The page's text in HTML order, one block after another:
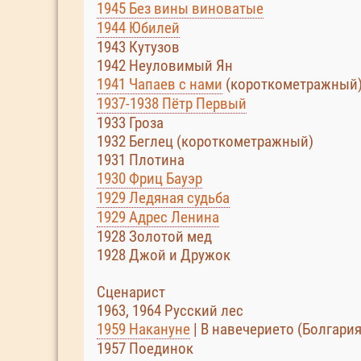
1945 Без вины виноватые
1944 Юбилей
1943 Кутузов
1942 Неуловимый Ян
1941 Чапаев с нами (короткометражный)
1937-1938 Пётр Первый
1933 Гроза
1932 Беглец (короткометражный)
1931 Плотина
1930 Фриц Бауэр
1929 Ледяная судьба
1929 Адрес Ленина
1928 Золотой мед
1928 Джой и Дружок
Сценарист
1963, 1964 Русский лес
1959 Накануне | В навечерието
1957 Поединок